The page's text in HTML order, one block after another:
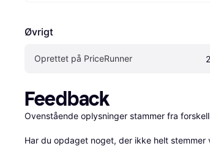
Øvrigt
Oprettet på PriceRunner
Feedback
Ovenstående oplysninger stammer fra
Har du opdaget noget, der ikke helt